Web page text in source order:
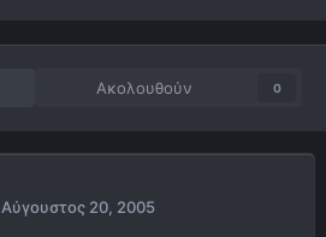
Ακολουθούν 0
Αύγουστος 20, 2005